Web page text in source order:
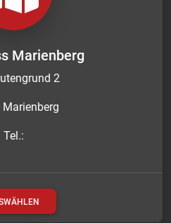
Marienberg
2
Tel.: